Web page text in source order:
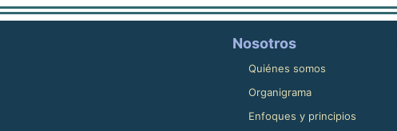
Nosotros
Quiénes somos
Organigrama
Enfoques y principios